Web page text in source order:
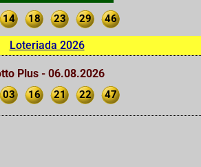
14 18 23 29 46
Loteriada 2026
Plus - 06.08.2026
03 16 21 22 47